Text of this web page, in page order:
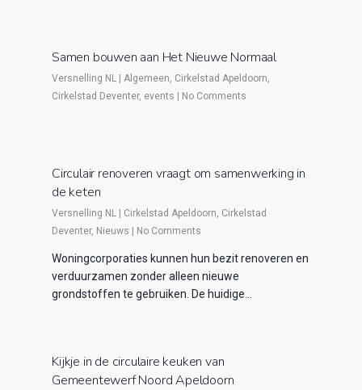
Samen bouwen aan Het Nieuwe Normaal
Versnelling NL |Algemeen, Cirkelstad Apeldoorn,
Cirkelstad Deventer, events | No Comments
Circulair renoveren vraagt om samenwerking in
de keten
Versnelling NL | Cirkelstad Apeldoorn, Cirkelstad
Deventer, Nieuws | No Comments
Woningcorporaties kunnen hun bezit renoveren en
verduurzamen zonder alleen nieuwe
grondstoffen te gebruiken. De huidige…
Kijkje in de circulaire keuken van
Gemeentewerf Noord Apeldoorn